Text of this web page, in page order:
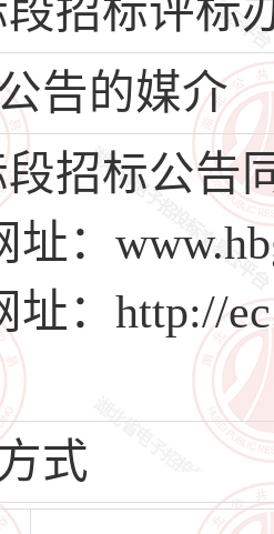
招标评标
告的媒介
招标公告
址：
址：http://
式